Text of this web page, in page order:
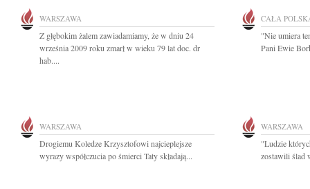
WARSZAWA
Z głębokim żalem zawiadamiamy, że w dniu 24
września 2009 roku zmarł w wieku 79 lat doc. dr
hab....
CAŁA
"Nie umiera
Pani Ewie
WARSZAWA
Drogiemu Koledze Krzysztofowi najcieplejsze
wyrazy współczucia po śmierci Taty składają...
WARSZAWA
"Ludzie
zostawili ślad